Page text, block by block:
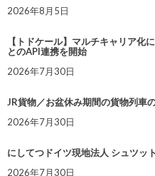
2026年8月5日
【トドケール】マルチキャリア
とのAPI連携を開始
2026年7月30日
JR貨物／お盆休み期間の貨物列車
2026年7月30日
にしてつドイツ現地法人 シュツッ
2026年7月30日